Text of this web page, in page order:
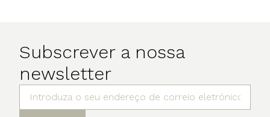
Subscrever a nossa
newsletter